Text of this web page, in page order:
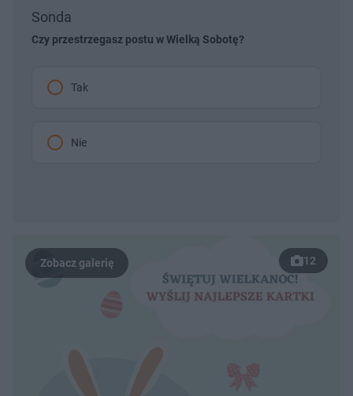
Sonda
Czy przestrzegasz postu w Wielką Sobotę?
Tak
Nie
12